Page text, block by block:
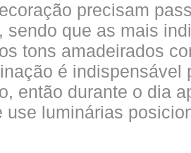
precisam
sendo que as mais
tons amadeirados
é indispensável
então durante o dia
use luminárias